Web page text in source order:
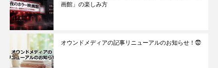
画館」の楽しみ方
オウンドメディアの記事リニューアルのお知らせ！㉒